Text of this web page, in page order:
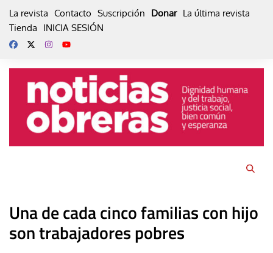
La revista Contacto Suscripción Donar La última revista
Tienda
INICIA SESIÓN
Una de cada cinco familias con hijo
son trabajadores pobres